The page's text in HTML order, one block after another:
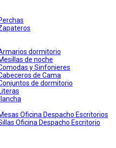
dormitorio
de noche
y Sinfonieres
de Cama
de dormitorio
Oficina Despacho Escritorios
Oficina Despacho Escritorio